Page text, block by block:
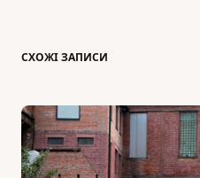
СХОЖІ ЗАПИСИ